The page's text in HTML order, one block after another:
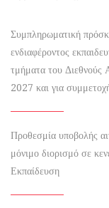
Συμπληρωματική
ενδιαφέροντος
τμήματα του Διεθνούς
2027 και για
Προθεσμία υποβολής
μόνιμο διορισμό σε
Εκπαίδευση